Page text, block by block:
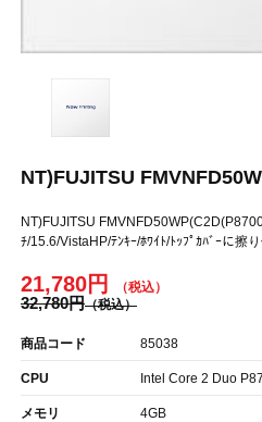
NT)FUJITSU
NT)FUJITSU
ﾁ/15.6/VistaHP/ﾃﾝｷｰ/ﾎﾜｲﾄ/ﾄｯﾌﾟｶﾊﾞｰに擦
21,780円
32,780円
商品コード 85038
CPU Intel Core 2 Duo
メモリ 4GB